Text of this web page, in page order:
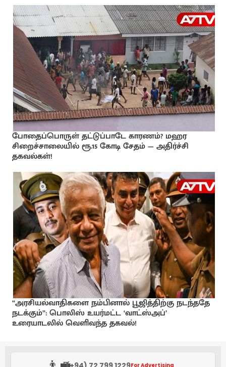
போதைப்பொருள் தட்டுப்பாடே காரணம்? மஹர
சிறைச்சாலையில் ரூ.15 கோடி சேதம் — அதிர்ச்சி
தகவல்கள்!
“அரசியல்வாதிகளை நம்பினால் பூஜித்திற்கு நடந்ததே
நடக்கும்”: பொலிஸ் உயர்மட்ட ‘வாட்ஸ்அப்’
உரையாடலில் வெளிவந்த தகவல்!
For Advertising